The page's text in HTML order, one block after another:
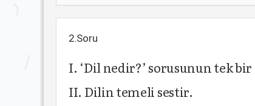
2.Soru
I. ‘Dil nedir?’ sorusunun tek bir
II. Dilin temeli sestir.